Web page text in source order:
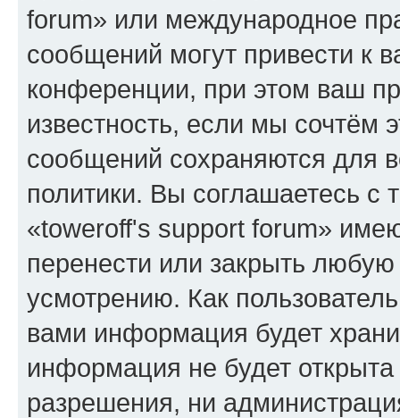
forum» или международное
сообщений могут привести к
конференции, при этом ваш
известность, если мы сочтём
сообщений сохраняются для
политики. Вы соглашаетесь
«toweroff's support forum»
перенести или закрыть
усмотрению. Как
вами информация будет
информация не будет
разрешения, ни